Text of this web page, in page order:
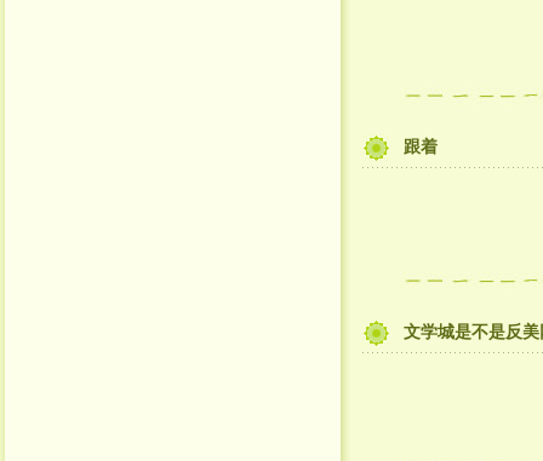
跟着
文学城是不是反